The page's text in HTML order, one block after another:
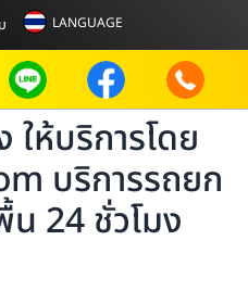
LANGUAGE
ห้บริการโดย
บริการรถยก
24 ชั่วโมง